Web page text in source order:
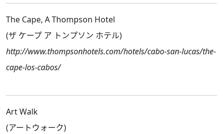
The Cape, A Thompson Hotel
(ザ ケープ ア トンプソン ホテル)
http://www.thompsonhotels.com/hotels/cabo-san-lucas/the-
cape-los-cabos/
Art Walk
(アートウォーク)